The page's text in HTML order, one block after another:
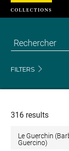
FILTERS
Recherche
collections
316 results
Le Guerchin
Guercino)
Cookies